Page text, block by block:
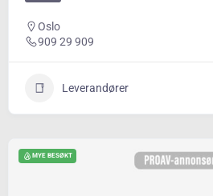
Oslo
909 29 909
Leverandører
MYE BESØKT